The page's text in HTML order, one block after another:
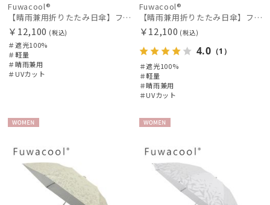
Fuwacool®
【晴雨兼用折りたたみ日傘】フワクール®ホワイト（Fuwacool® White）ジオメタリックラメ 遮光100 UV100 ハンドル付き
￥12,100 (税込)
＃遮光100%
＃軽量
＃晴雨兼用
＃UVカット
Fuwacool®
【晴雨兼用折りたたみ日傘】フワクール®ホワイト（Fuwacool® White）ボタニカルグリッター 遮光100 UV100
￥12,100 (税込)
4.0 （1）
＃遮光100%
＃軽量
＃晴雨兼用
＃UVカット
N
N